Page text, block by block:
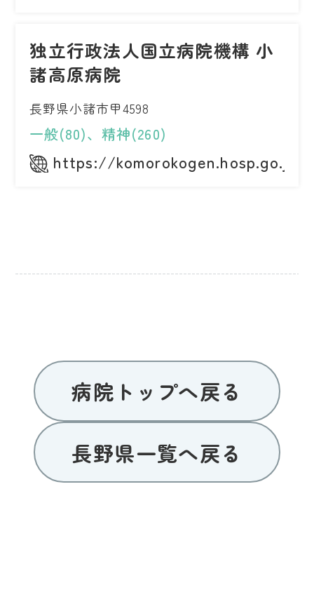
独立行政法人国立病院機構 小
諸高原病院
長野県小諸市甲4598
一般(80)、精神(260)
https://komorokogen.hosp.go.jp/
病院トップへ戻る
長野県一覧へ戻る